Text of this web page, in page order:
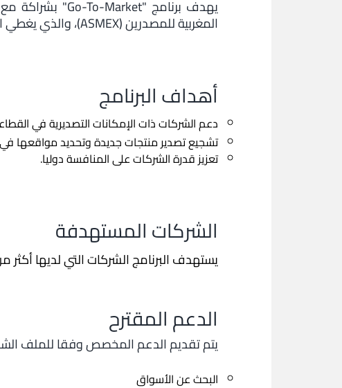
المغربية للمصدرين (ASMEX)، والذي يغطي الفترة 2024-2025، إلى دعم القدرة التنافسية وصادرات الشركات المغربية.
أهداف البرنامج
دعم الشركات ذات الإمكانات التصديرية في
تشجيع تصدير منتجات جديدة وتحديد مواقعها
تعزيز قدرة الشركات على المنافسة دوليا.
الشركات المستهدفة
يستهدف البرنامج الشركات التي لديها أكثر من 5 ملايين درهم من مبيعات التصدير السنوية على مدى السنتين الماليتين
الدعم المقترح
يتم تقديم الدعم المخصص وفقا للملف
البحث عن الأسواق